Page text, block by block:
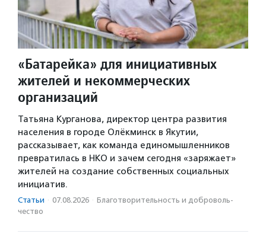
«Батарейка» для инициативных
жителей и некоммерческих
организаций
Татьяна Курганова, директор центра развития
населения в городе Олёкминск в Якутии,
рассказывает, как команда единомышленников
превратилась в НКО и зачем сегодня «заряжает»
жителей на создание собственных социальных
инициатив.
Статьи · 07.08.2026 · Благотвори­тель­ность и доброволь­
чест­во